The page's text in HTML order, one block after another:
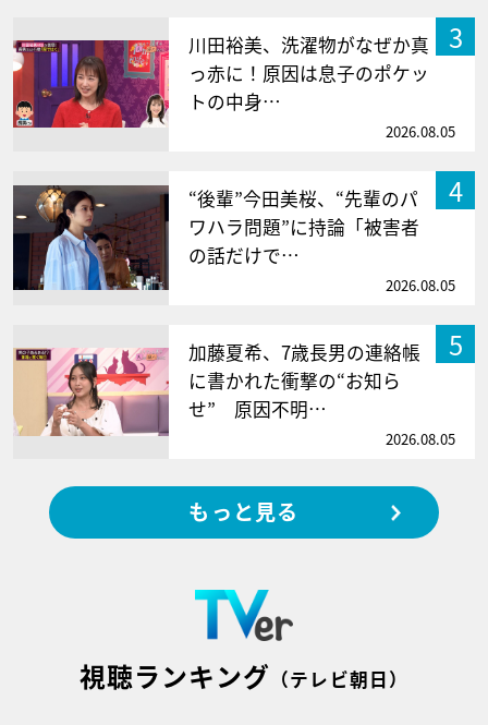
3
川田裕美、洗濯物がなぜか真
っ赤に！原因は息子のポケッ
トの中身…
2026.08.05
4
“後輩”今田美桜、“先輩のパ
ワハラ問題”に持論「被害者
の話だけで…
2026.08.05
5
加藤夏希、7歳長男の連絡帳
に書かれた衝撃の“お知ら
せ” 原因不明…
2026.08.05
もっと見る
視聴ランキング （テレビ朝日）